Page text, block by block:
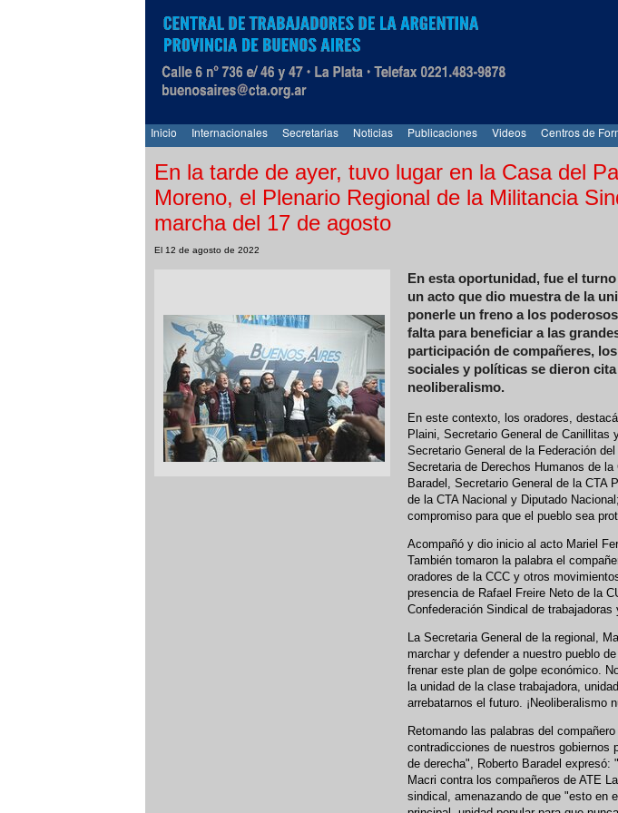
Inicio Internacionales Secretarias Noticias Publicaciones Videos Centros de
En la tarde de ayer, tuvo lugar en la Casa del
Moreno, el Plenario Regional de la Militancia
marcha del 17 de agosto
El 12 de agosto de 2022
En esta oportunidad, fue el
un acto que dio muestra de la
ponerle un freno a los
falta para beneficiar a las
participación de compañeres,
sociales y políticas se dieron
neoliberalismo.
En este contexto, los oradores,
Plaini, Secretario General de Canillitas
Secretario General de la Federación
Secretaria de Derechos Humanos de
Baradel, Secretario General de la CTA
de la CTA Nacional y Diputado
compromiso para que el pueblo sea
Acompañó y dio inicio al acto Mariel
También tomaron la palabra el
oradores de la CCC y otros
presencia de Rafael Freire Neto de la
Confederación Sindical de
La Secretaria General de la regional,
marchar y defender a nuestro pueblo
frenar este plan de golpe económico.
la unidad de la clase trabajadora,
arrebatarnos el futuro. ¡Neoliberalismo
Retomando las palabras del
contradicciones de nuestros gobiernos
de derecha", Roberto Baradel
Macri contra los compañeros de ATE
sindical, amenazando de que "esto en